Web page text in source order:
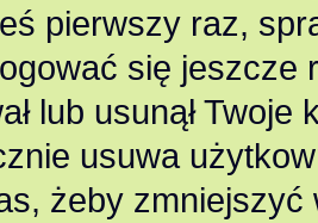
pierwszy raz,
się jeszcze
lub usunął
usuwa
żeby